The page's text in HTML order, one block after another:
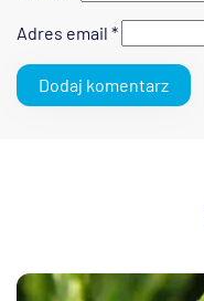
Adres email *